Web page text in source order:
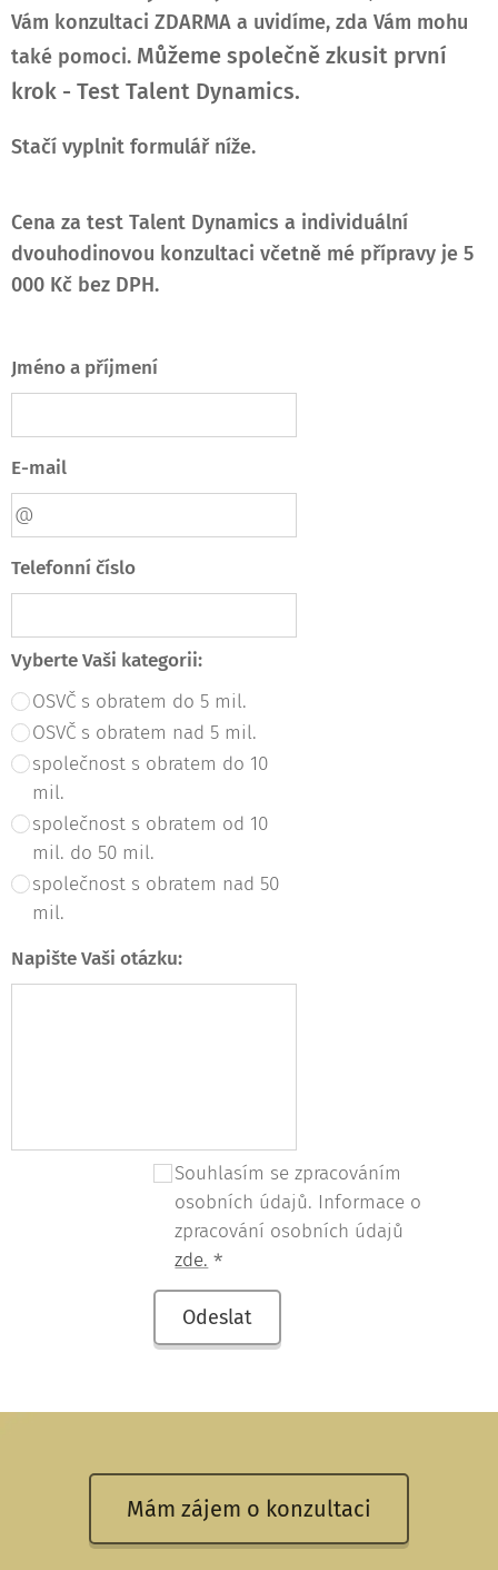
Vám konzultaci ZDARMA a uvidíme, zda Vám mohu
také pomoci. Můžeme společně zkusit první
krok - Test Talent Dynamics.
Stačí vyplnit formulář níže.
Cena za test Talent Dynamics a individuální
dvouhodinovou konzultaci včetně mé přípravy je 5
000 Kč bez DPH.
Jméno a příjmení
E-mail
Telefonní číslo
Vyberte Vaši kategorii:
OSVČ s obratem do 5 mil.
OSVČ s obratem nad 5 mil.
společnost s obratem do 10
mil.
společnost s obratem od 10
mil. do 50 mil.
společnost s obratem nad 50
mil.
Napište Vaši otázku:
Souhlasím se zpracováním
osobních údajů. Informace o
zpracování osobních údajů
zde.
Odeslat
Mám zájem o konzultaci